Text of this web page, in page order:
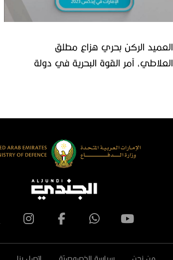
العميد الركن بحري هزاع مطلق
العلاطي، آمر القوة البحرية في دولة